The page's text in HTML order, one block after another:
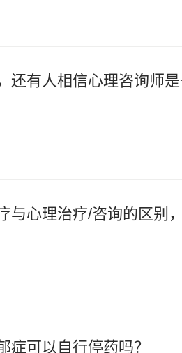
症可以自行停药吗？